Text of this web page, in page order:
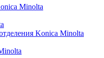
Minolta
Konica Minolta